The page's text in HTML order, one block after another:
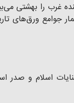
غرب را بهشتی
ورق‌های
اسلام و صدر